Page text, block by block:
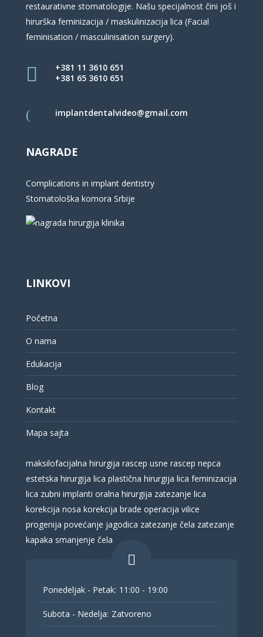
restaurativne stomatologije. Našu specijalnost čini još i
hirurška feminizacija / maskulinizacija lica (Facial
feminisation / masculinisation surgery).
+381 11 3610 651
+381 65 3610 651
implantdentalvideo@gmail.com
NAGRADE
Complications in implant dentistry
Stomatološka komora Srbije
LINKOVI
Početna
O nama
Edukacija
Blog
Kontakt
Mapa sajta
maksilofacijalna hirurgija rascep usne rascep nepca
estetska hirurgija lica plastična hirurgija lica feminizacija
lica zubni implanti oralna hirurgija zatezanje lica
korekcija nosa korekcija brade operacija vilice
progenija povećanje jagodica zatezanje čela zatezanje
kapaka smanjenje čela
Ponedeljak - Petak: 11:00 - 19:00
Subota - Nedelja: Zatvoreno